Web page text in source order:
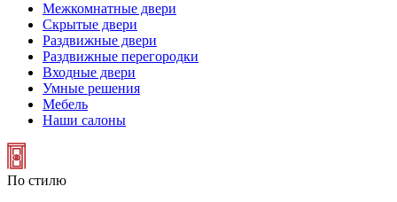
Межкомнатные двери
Скрытые двери
Раздвижные двери
Раздвижные перегородки
Входные двери
Умные решения
Мебель
Наши салоны
По стилю